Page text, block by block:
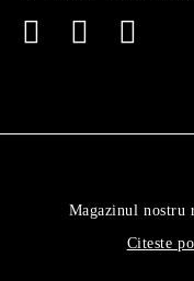
Magazinul nostru
Citeste